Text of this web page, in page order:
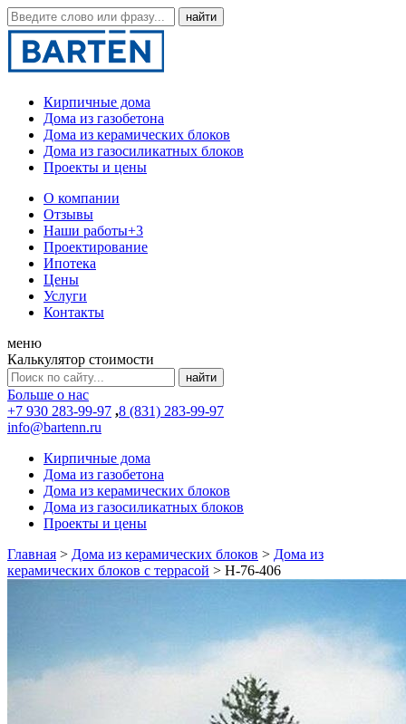
Кирпичные дома
Дома из газобетона
Дома из керамических блоков
Дома из газосиликатных блоков
Проекты и цены
О компании
Отзывы
Наши работы+3
Проектирование
Ипотека
Цены
Услуги
Контакты
меню
Калькулятор стоимости
Больше о нас
+7 930 283-99-97 ,8 (831) 283-99-97
info@bartenn.ru
Кирпичные дома
Дома из газобетона
Дома из керамических блоков
Дома из газосиликатных блоков
Проекты и цены
Главная > Дома из керамических блоков > Дома из
керамических блоков с террасой > Н-76-406